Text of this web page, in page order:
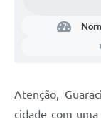
Galeria de Vídeos
Atenção,
cidade com